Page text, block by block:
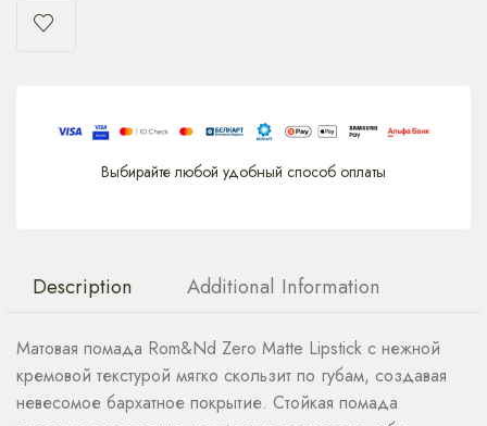
Выбирайте любой удобный способ оплаты
Description Additional Information
Матовая помада Rom&Nd Zero Matte Lipstick с нежной
кремовой текстурой мягко скользит по губам, создавая
невесомое бархатное покрытие. Стойкая помада